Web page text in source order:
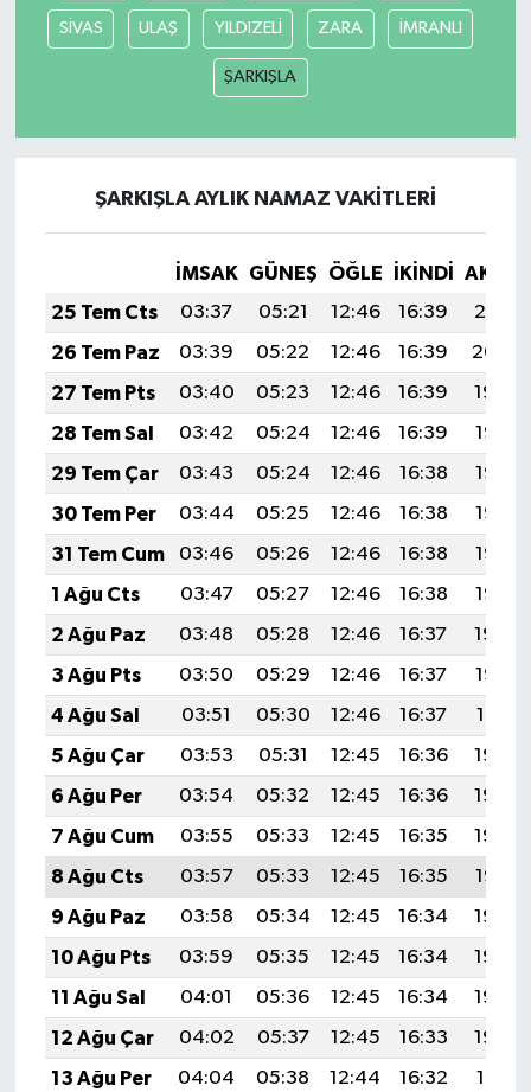
SİVAS ULAŞ YILDIZELİ ZARA İMRANLI
ŞARKIŞLA
ŞARKIŞLA AYLIK NAMAZ VAKITLERI
İMSAK GÜNEŞ ÖĞLE İKINDI
25 Tem Cts
03:37 05:21 12:46 16:39
20:01
26 Tem Paz
03:39 05:22 12:46 16:39
20:00
27 Tem Pts
03:40 05:23 12:46 16:39
19:59
28 Tem Sal
03:42 05:24 12:46 16:39
19:58
29 Tem Çar
03:43 05:24 12:46 16:38
19:57
30 Tem Per
03:44 05:25 12:46 16:38
19:57
31 Tem Cum
03:46 05:26 12:46 16:38
19:56
1 Ağu Cts
03:47 05:27 12:46 16:38
19:55
2 Ağu Paz
03:48 05:28 12:46 16:37
19:54
3 Ağu Pts
03:50 05:29 12:46 16:37
19:52
4 Ağu Sal
03:51 05:30 12:46 16:37
19:51
5 Ağu Çar
03:53 05:31 12:45 16:36
19:50
6 Ağu Per
03:54 05:32 12:45 16:36
19:49
7 Ağu Cum
03:55 05:33 12:45 16:35
19:48
8 Ağu Cts
03:57 05:33 12:45 16:35
19:47
9 Ağu Paz
03:58 05:34 12:45 16:34
19:46
10 Ağu Pts
03:59 05:35 12:45 16:34
19:44
11 Ağu Sal
04:01 05:36 12:45 16:34
19:43
12 Ağu Çar
04:02 05:37 12:45 16:33
19:42
13 Ağu Per
04:04 05:38 12:44 16:32
19:41